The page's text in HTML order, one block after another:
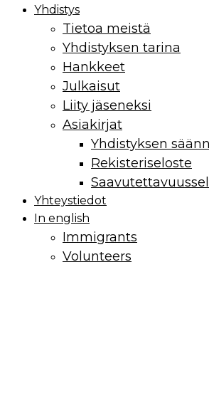
Yhdistys
Tietoa meistä
Yhdistyksen tarina
Hankkeet
Julkaisut
Liity jäseneksi
Asiakirjat
Yhdistyksen
Rekisteriseloste
Yhteystiedot
In english
Immigrants
Volunteers